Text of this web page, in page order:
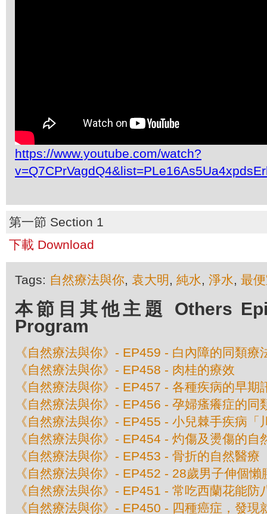
https://www.youtube.com/watch?
第一節 Section 1
下載 Download
Tags: 自然療法與你, 袁大明 , 純水, 淨水, 最
本節目其他主題 Others
Program
《自然療法與你》- EP459 - 白內障的同類療
《自然療法與你》- EP458 - 肉桂的療效
《自然療法與你》- EP457 - 各種疾病的早期
《自然療法與你》- EP456 - 孕婦瘙癢症的同
《自然療法與你》- EP455 - 小兒棘手疾病「
《自然療法與你》- EP454 - 灼傷及燙傷的自
《自然療法與你》- EP453 - 骨折的自然醫療
《自然療法與你》- EP452 - 28歲男子伸個
《自然療法與你》- EP451 - 常吃西蘭花能防
《自然療法與你》- EP450 - 四種癌症，發現